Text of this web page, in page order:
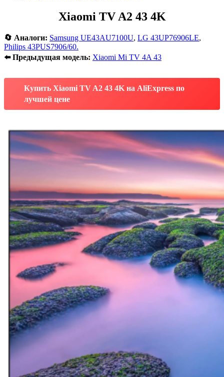
Xiaomi TV A2 43 4K
🔄 Аналоги: Samsung UE43AU7100U, LG 43UP76906LE,
Philips 43PUS7906/60.
⬅️ Предыдущая модель: Xiaomi Mi TV 4A 43
Купить Xiaomi TV A2 43 4K на AliExpress по
лучшей цене